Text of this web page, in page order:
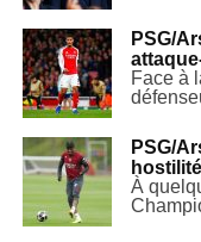
PSG/
Face à
PSG/
À